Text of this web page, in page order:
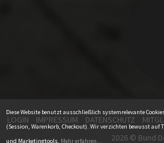
Diese Website benutzt ausschließlich systemrelevante
(Session, Warenkorb, Checkout). Wir verzichten bewusst auf
und Marketingtools. Mehr erfahren...
LOGIN IMPRESSUM DATENSCHUTZ
2026 © Bund